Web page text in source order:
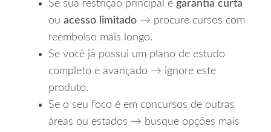
Se sua restrição principal é garantia curta
ou acesso limitado → procure cursos com
reembolso mais longo.
Se você já possui um plano de estudo
completo e avançado → ignore este
produto.
Se o seu foco é em concursos de outras
áreas ou estados → busque opções mais